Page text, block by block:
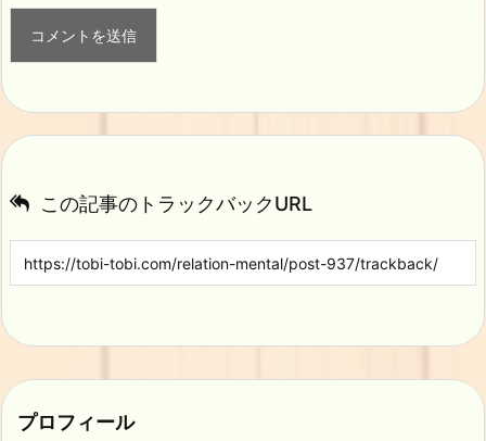
この記事のトラックバックURL
プロフィール